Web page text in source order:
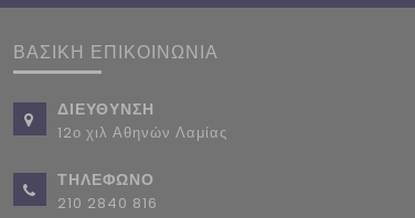
ΒΑΣΙΚΗ ΕΠΙΚΟΙΝΩΝΙΑ
ΔΙΕΥΘΥΝΣΗ
12ο χιλ Αθηνών Λαμίας
ΤΗΛΕΦΩΝΟ
210 2840 816